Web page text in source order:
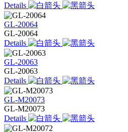
Details
GL-20064
GL-20064
Details
GL-20063
GL-20063
Details
GL-M20073
GL-M20073
Details